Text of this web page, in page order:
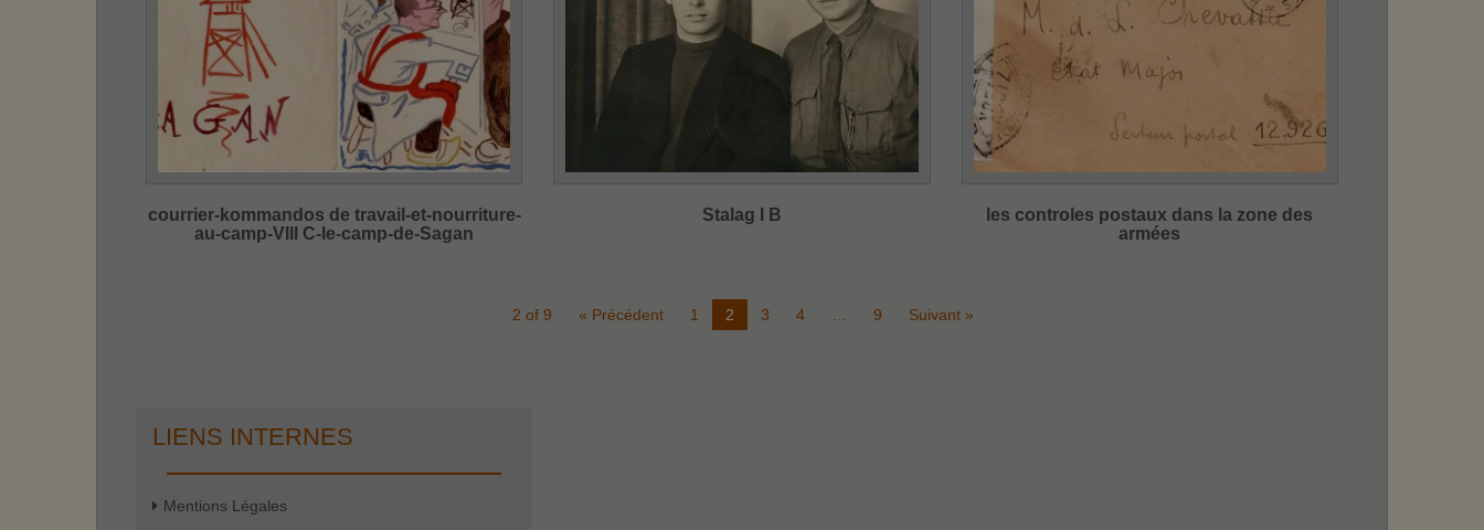
courrier-kommandos de travail-et-nourriture-
au-camp-VIII C-le-camp-de-Sagan
Stalag I B
les controles postaux dans la zone des
armées
2 of 9 « Précédent 1 2 3 4 9 Suivant »
LIENS INTERNES
Mentions Légales